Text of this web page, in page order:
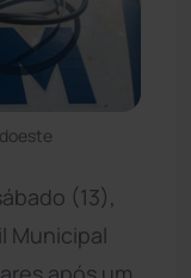
(13),
Municipal